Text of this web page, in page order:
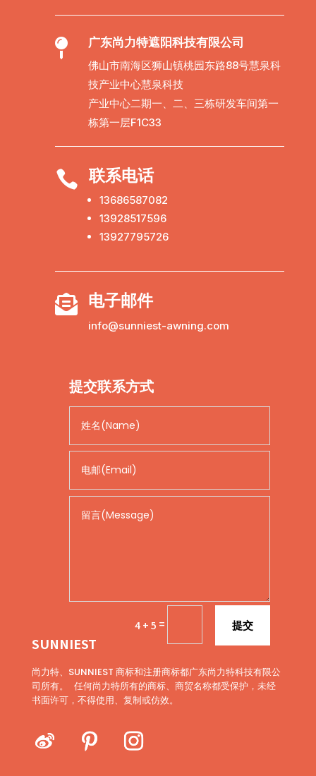

广东尚力特遮阳科技有限公司
佛山市南海区狮山镇桃园东路88号慧泉科
技产业中心慧泉科技
产业中心二期一、二、三栋研发车间第一
栋第一层F1C33
 联系电话
13686587082
13928517596
13927795726
 电子邮件
info@sunniest-awning.com
提交联系方式
4 + 5 = 提交
SUNNIEST
尚力特、SUNNIEST 商标和注册商标都广东尚力特科技有限公
司所有。 任何尚力特所有的商标、商贸名称都受保护，未经
书面许可，不得使用、复制或仿效。